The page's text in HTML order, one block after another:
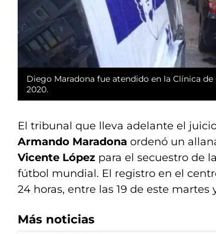
Diego Maradona fue atendido en la Clínica
2020.
El tribunal que lleva adelante el
Armando Maradona ordenó un
Vicente López para el secuestro de
fútbol mundial. El registro en el
24 horas, entre las 19 de este martes
Más noticias